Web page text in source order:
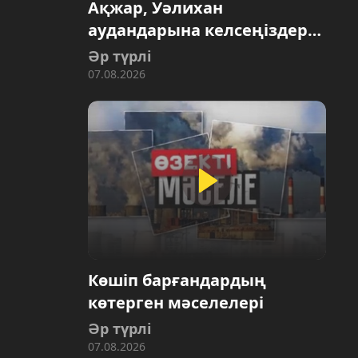
Ақжар, Уәлихан
аудандарына келсеңіздер…
Әр түрлі
07.08.2026
Көшіп барғандардың
көтерген мәселелері
Әр түрлі
07.08.2026